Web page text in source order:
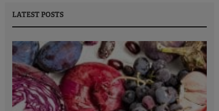
LATEST POSTS